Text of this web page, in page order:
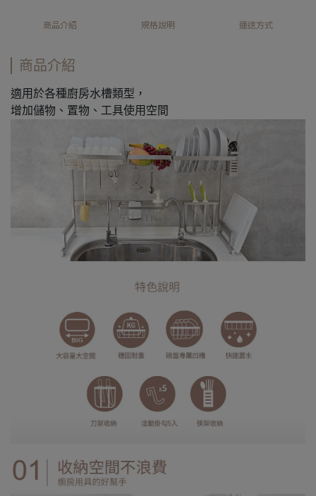
商品介紹 規格說明 運送方式
商品介紹
適用於各種廚房水槽類型，
增加儲物、置物、工具使用空間